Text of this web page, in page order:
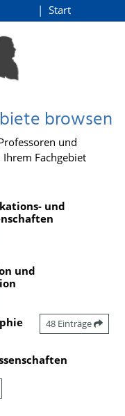
Start
browsen
und
Fachgebiet
und
und
48 Einträge